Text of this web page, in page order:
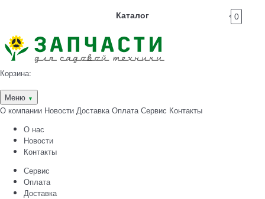
Каталог 0
Корзина:
Меню ▼
О компании Новости Доставка Оплата Сервис Контакты
О нас
Новости
Контакты
Сервис
Оплата
Доставка